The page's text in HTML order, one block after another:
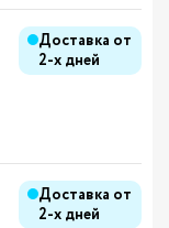
Доставка от
2-х дней
Доставка от
2-х дней